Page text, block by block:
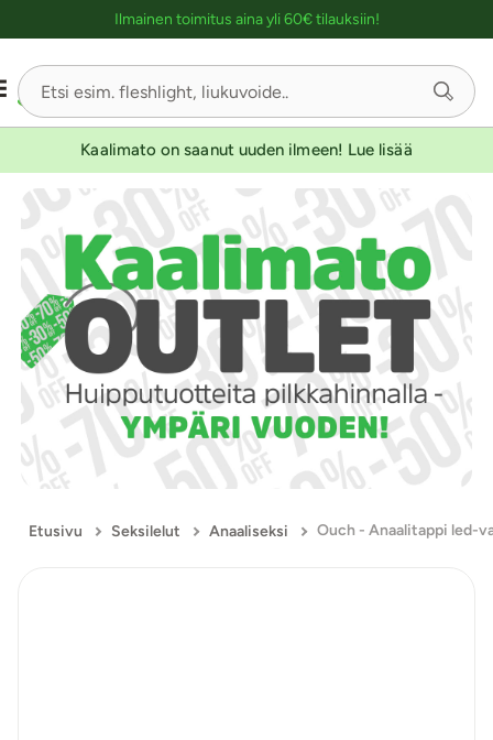
Ilmainen toimitus aina yli 60€ tilauksiin!
Kaalimato on saanut uuden ilmeen! Lue lisää
Etusivu Seksilelut Anaaliseksi